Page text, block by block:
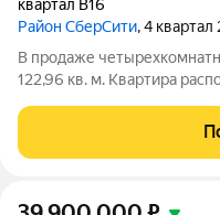
квартал В16
Район СберСити, 4
В продаже четырехкомнатная квартира, общей площадью
122,96 кв. м. Квартира
района СберСити, который
В16 создало итальянское